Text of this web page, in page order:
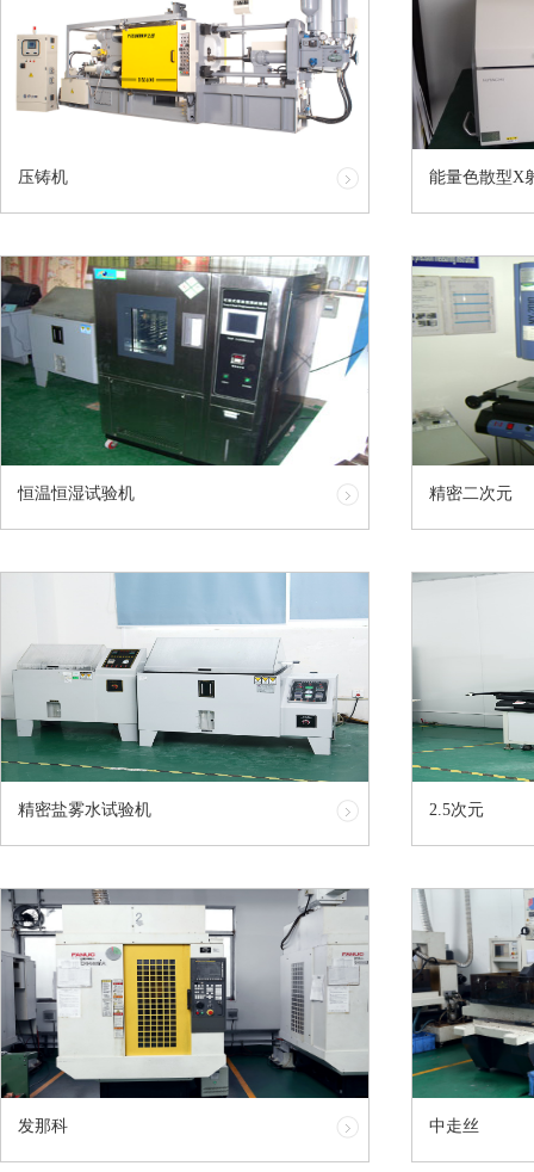
压铸机 能量色散型X
恒温恒湿试验机 精密二次元
精密盐雾水试验机 2.5次元
发那科 中走丝